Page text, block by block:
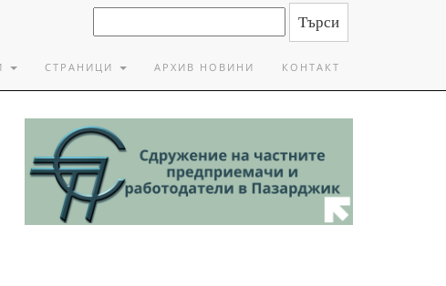
СТРАНИЦИ АРХИВ НОВИНИ КОНТАКТ